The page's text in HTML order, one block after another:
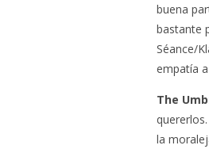
buena
bastante
Séance/
empatía
The
la